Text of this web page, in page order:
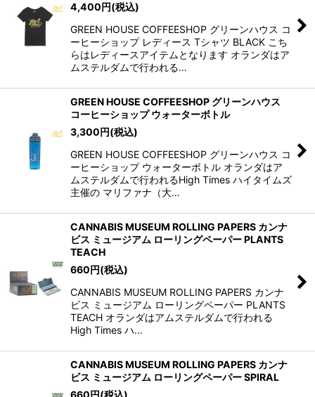
4,400円(税込)
GREEN HOUSE COFFEESHOP グリーンハウス コ
ーヒーショップ レディース Tシャツ BLACK こち
らはレディースアイテムとなります オランダはア
ムステルダムで行われる…
GREEN HOUSE COFFEESHOP グリーンハウス
コーヒーショップ ウォーターボトル
3,300円(税込)
GREEN HOUSE COFFEESHOP グリーンハウス コ
ーヒーショップ ウォーターボトル オランダはア
ムステルダムで行われるHigh Times ハイタイムズ
主催の マリファナ（大…
CANNABIS MUSEUM ROLLING PAPERS カンナ
ビス ミュージアム ローリングペーパー PLANTS
TEACH
660円(税込)
CANNABIS MUSEUM ROLLING PAPERS カンナ
ビス ミュージアム ローリングペーパー PLANTS
TEACH オランダはアムステルダムで行われる
High Times ハ…
CANNABIS MUSEUM ROLLING PAPERS カンナ
ビス ミュージアム ローリングペーパー SPIRAL